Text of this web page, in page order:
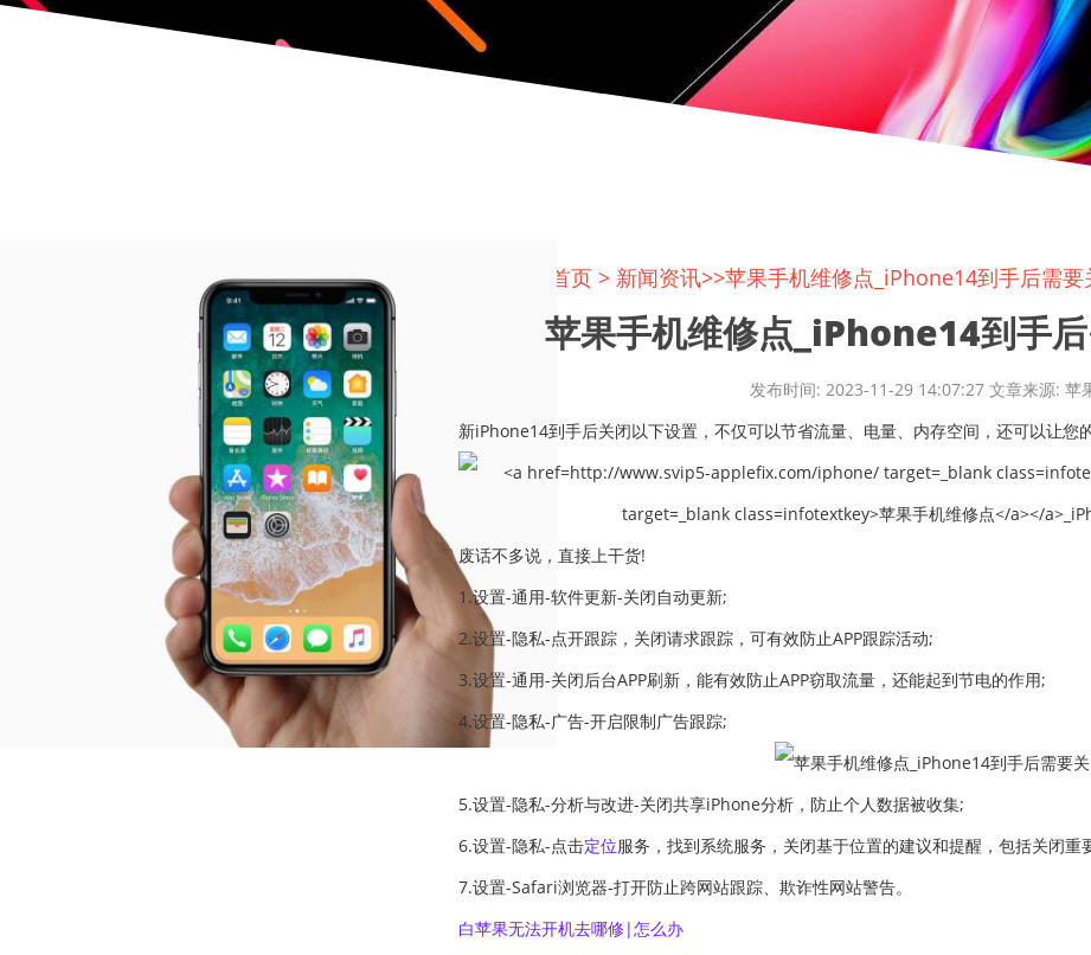
首页 > 新闻资讯>>苹果手机维修点_iPhone14到手后需
苹果手机维修点_iPhone14到手
发布时间: 2023-11-29 14:07:27 文章来源: 苹
新iPhone14到手后关闭以下设置，不仅可以节省流量、电量、内存空间，还可以让您
废话不多说，直接上干货!
1.设置-通用-软件更新-关闭自动更新;
2.设置-隐私-点开跟踪，关闭请求跟踪，可有效防止APP跟踪活动;
3.设置-通用-关闭后台APP刷新，能有效防止APP窃取流量，还能起到节电的作用;
4.设置-隐私-广告-开启限制广告跟踪;
5.设置-隐私-分析与改进-关闭共享iPhone分析，防止个人数据被收集;
6.设置-隐私-点击定位服务，找到系统服务，关闭基于位置的建议和提醒，包括关闭重
7.设置-Safari浏览器-打开防止跨网站跟踪、欺诈性网站警告。
白苹果无法开机去哪修|怎么办